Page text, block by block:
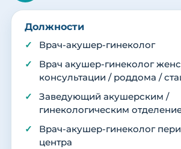
Должности
Врач-акушер-гинеколог
Врач акушер-гинеколог
консультации / роддома /
Заведующий акушерским /
гинекологическим
Врач-акушер-гинеколог
центра